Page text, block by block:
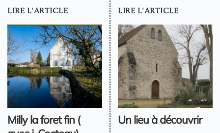
LIRE L'ARTICLE
Milly la foret fin (
LIRE L'ARTICLE
Un lieu à découvrir